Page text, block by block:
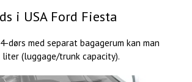
i USA Ford Fiesta
4-dørs med separat bagagerum kan man
(luggage/trunk capacity).